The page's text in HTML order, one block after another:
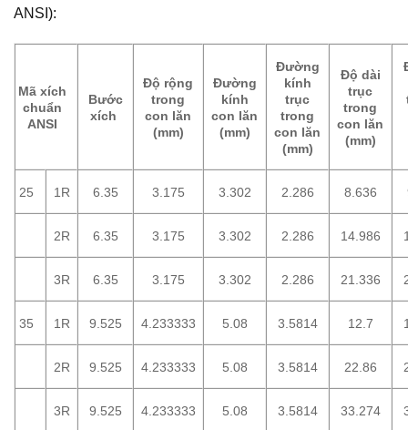
ANSI):
Mã xích
chuẩn
ANSI
Bước
xích
Độ rộng
trong
con lăn
(mm)
Đường
kính
con lăn
(mm)
Đường
kính
trục
trong
con lăn
(mm)
Độ dài
trục
trong
con lăn
(mm)
25 1R 6.35 3.175 3.302 2.286 8.636
2R 6.35 3.175 3.302 2.286 14.986
3R 6.35 3.175 3.302 2.286 21.336
35 1R 9.525 4.233333 5.08 3.5814 12.7
2R 9.525 4.233333 5.08 3.5814 22.86
3R 9.525 4.233333 5.08 3.5814 33.274